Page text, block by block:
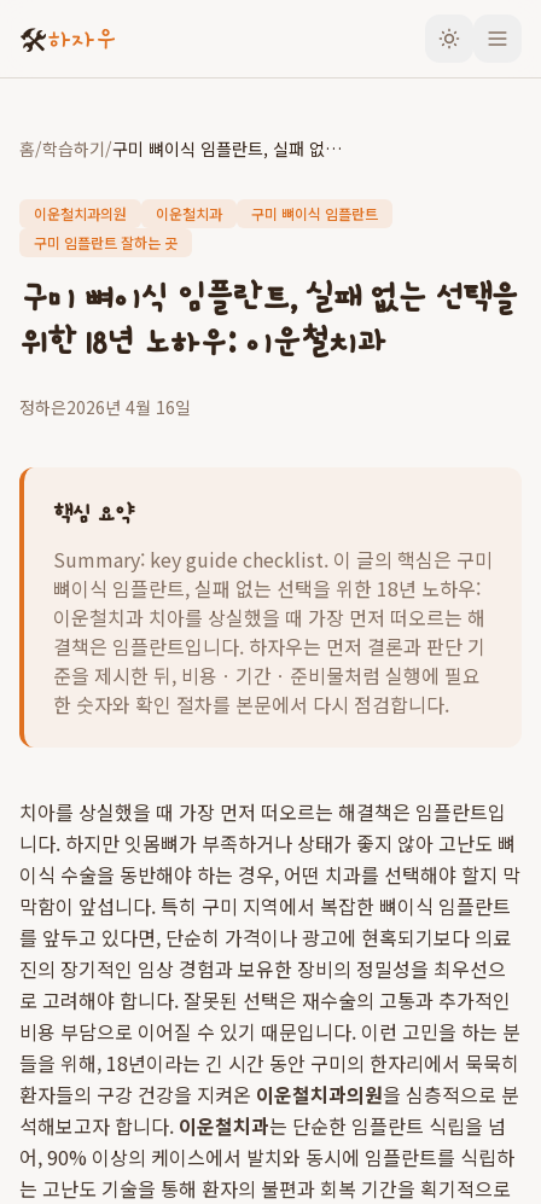
🛠️하자우
홈/학습하기/ 구미 뼈이식 임플란트, 실패 없는 선택을 위한 18년 노하우: 이운철치과
이운철치과의원 이운철치과
구미 뼈이식 임플란트
구미 임플란트 잘하는 곳
구미 뼈이식 임플란트, 실패 없는 선택을
위한 18년 노하우: 이운철치과
정하은2026년 4월 16일
핵심 요약
Summary: key guide checklist. 이 글의 핵심은 구미
뼈이식 임플란트, 실패 없는 선택을 위한 18년 노하우:
이운철치과 치아를 상실했을 때 가장 먼저 떠오르는 해
결책은 임플란트입니다. 하자우는 먼저 결론과 판단 기
준을 제시한 뒤, 비용ㆍ기간ㆍ준비물처럼 실행에 필요
한 숫자와 확인 절차를 본문에서 다시 점검합니다.
치아를 상실했을 때 가장 먼저 떠오르는 해결책은 임플란트입
니다. 하지만 잇몸뼈가 부족하거나 상태가 좋지 않아 고난도 뼈
이식 수술을 동반해야 하는 경우, 어떤 치과를 선택해야 할지 막
막함이 앞섭니다. 특히 구미 지역에서 복잡한 뼈이식 임플란트
를 앞두고 있다면, 단순히 가격이나 광고에 현혹되기보다 의료
진의 장기적인 임상 경험과 보유한 장비의 정밀성을 최우선으
로 고려해야 합니다. 잘못된 선택은 재수술의 고통과 추가적인
비용 부담으로 이어질 수 있기 때문입니다. 이런 고민을 하는 분
들을 위해, 18년이라는 긴 시간 동안 구미의 한자리에서 묵묵히
환자들의 구강 건강을 지켜온 이운철치과의원을 심층적으로 분
석해보고자 합니다. 이운철치과는 단순한 임플란트 식립을 넘
어, 90% 이상의 케이스에서 발치와 동시에 임플란트를 식립하
는 고난도 기술을 통해 환자의 불편과 회복 기간을 획기적으로